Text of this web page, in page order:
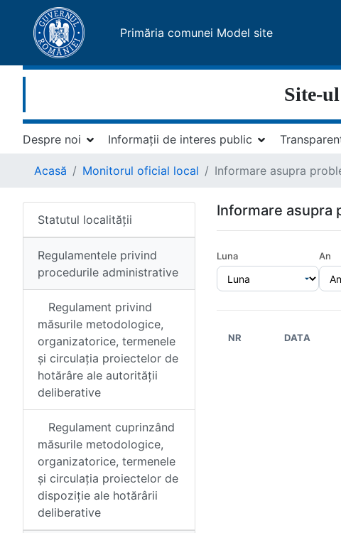
Primăria comunei Model site
Site-
Despre noi Informații de interes public
Acasă Monitorul oficial local Informare asupra
Statutul localității
Regulamentele privind
procedurile administrative
Regulament privind
măsurile metodologice,
organizatorice, termenele
și circulația proiectelor de
hotărâre ale autorității
deliberative
Regulament cuprinzând
măsurile metodologice,
organizatorice, termenele
și circulația proiectelor de
dispoziție ale hotărârii
deliberative
Informare asupra
Luna An
NR DATA